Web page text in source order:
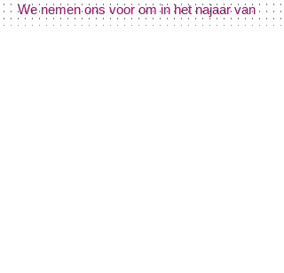
We nemen ons voor om in het najaar van